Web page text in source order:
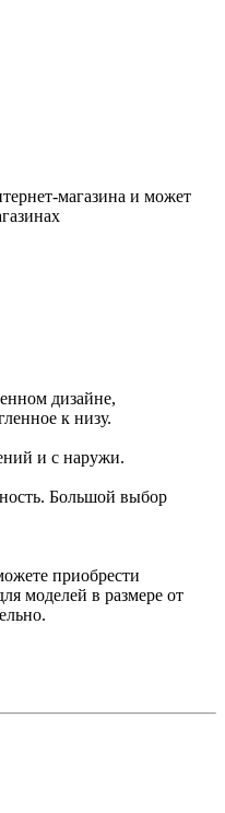
магазина и может
дизайне,
к низу.
и с наружи.
Большой выбор
приобрести
моделей в размере от